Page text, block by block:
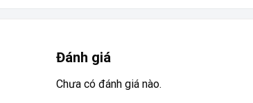
Đánh giá
Chưa có đánh giá nào.